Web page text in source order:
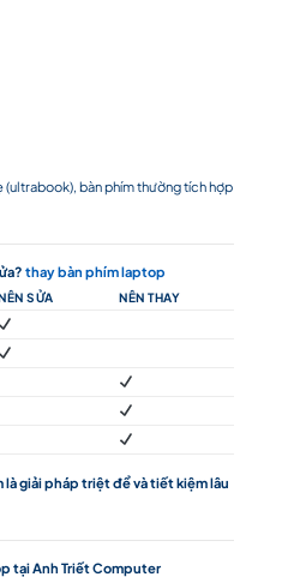
bàn phím thường tích hợp
thay bàn phím laptop
SỬA
NÊN THAY
là giải pháp triệt để và tiết kiệm lâu
tại Anh Triết Computer